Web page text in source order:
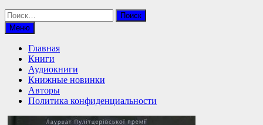
Найти:
Меню
Главная
Книги
Аудиокниги
Книжные новинки
Авторы
Политика конфиденциальности